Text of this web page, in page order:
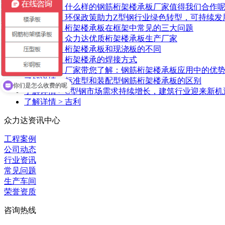
了解详情 > 什么样的钢筋桁架楼承板厂家值得我们合作呢
了解详情 > 环保政策助力Z型钢行业绿色转型，可持续发
了解详情 > 桁架楼承板在框架中常见的三大问题
了解详情 > 众力达优质桁架楼承板生产厂家
了解详情 > 桁架楼承板和现浇板的不同
了解详情 > 桁架楼承的焊接方式
了解详情 > 厂家带您了解：钢筋桁架楼承板应用中的优势
了解详情 >标准型和装配型钢筋桁架楼承板的区别
了解详情 >C型钢市场需求持续增长，建筑行业迎来新机
了解详情 > 吉利
众力达资讯中心
工程案例
公司动态
行业资讯
常见问题
生产车间
荣誉资质
咨询热线
你们是怎么收费的呢
方便电话沟通吗